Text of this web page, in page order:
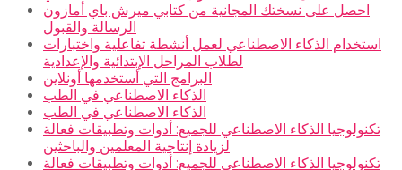
احصل على نسختك المجانية من كتابي ميرش باي أمازون
الرسالة والقبول
استخدام الذكاء الاصطناعي لعمل أنشطة تفاعلية واختبارات
لطلاب المراحل الإبتدائية والإعدادية
البرامج التي أستخدمها أونلاين
الذكاء الاصطناعي في الطب
الذكاء الاصطناعي في الطب
تكنولوجيا الذكاء الاصطناعي للجميع: أدوات وتطبيقات فعالة
لزيادة إنتاجية المعلمين والباحثين
تكنولوجيا الذكاء الاصطناعي للجميع: أدوات وتطبيقات فعالة